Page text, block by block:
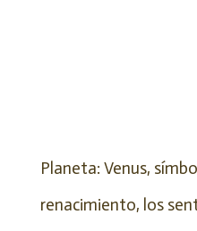
Planeta: Venus,
renacimiento, los